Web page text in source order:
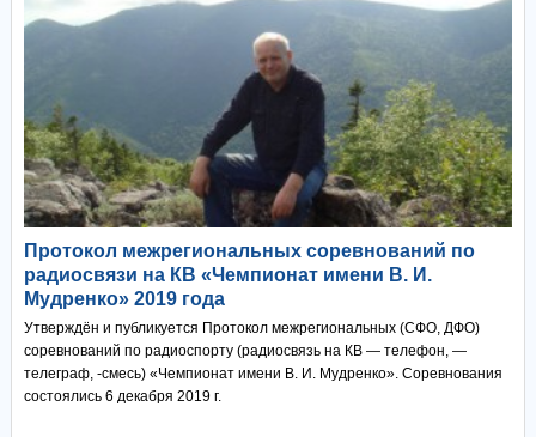
Протокол межрегиональных соревнований по
радиосвязи на КВ «Чемпионат имени В. И.
Мудренко» 2019 года
Утверждён и публикуется Протокол межрегиональных (СФО, ДФО)
соревнований по радиоспорту (радиосвязь на КВ — телефон, —
телеграф, -смесь) «Чемпионат имени В. И. Мудренко». Соревнования
состоялись 6 декабря 2019 г.